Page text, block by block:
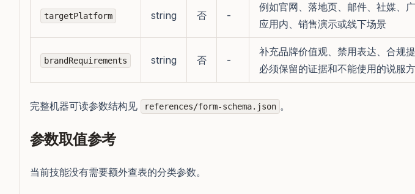
targetPlatform string 否 -
例如官网、落地页、邮件、社媒、广
应用内、销售演示或线下场景
brandRequirements string 否 -
补充品牌价值观、禁用表达、合规提
必须保留的证据和不能使用的说服
完整机器可读参数结构见 references/form-schema.json 。
参数取值参考
当前技能没有需要额外查表的分类参数。